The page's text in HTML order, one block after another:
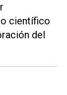
científico
del